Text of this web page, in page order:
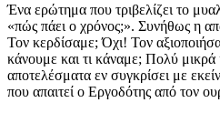
Ένα ερώτημα που τριβελίζει το
«πώς πάει ο χρόνος;». Συνήθως η
Τον κερδίσαμε; Όχι! Τον
κάνουμε και τι κάναμε; Πολύ μικρά
αποτελέσματα εν συγκρίσει με
που απαιτεί ο Εργοδότης από τον